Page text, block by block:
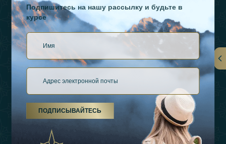
О Нас
Виды Отдыха
Подпишитесь на нашу рассылку и будьте в
курсе
ПОДПИСЫВАЙТЕСЬ